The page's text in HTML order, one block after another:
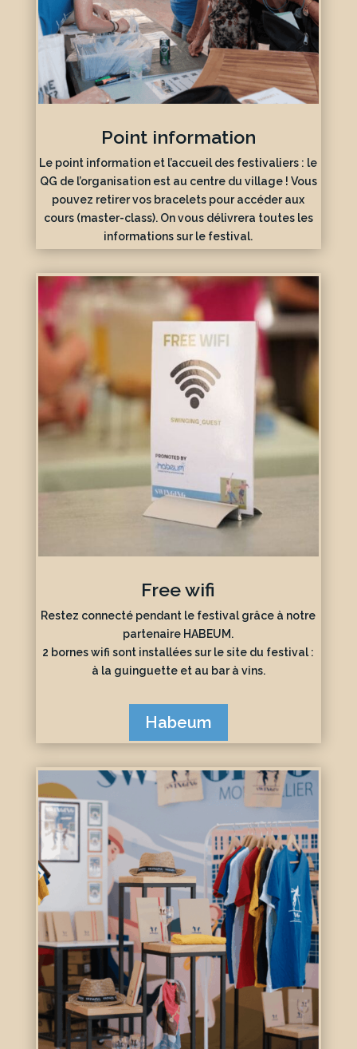
Point information
Le point information et l’accueil des festivaliers : le
QG de l’organisation est au centre du village ! Vous
pouvez retirer vos bracelets pour accéder aux
cours (master-class). On vous délivrera toutes les
informations sur le festival.
Free wifi
Restez connecté pendant le festival grâce à notre
partenaire HABEUM.
2 bornes wifi sont installées sur le site du festival :
à la guinguette et au bar à vins.
Habeum